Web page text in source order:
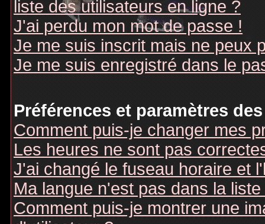
liste des utilisateurs en ligne ?
J'ai perdu mon mot de passe !
Je me suis inscrit mais ne peux
Je me suis enregistré dans le
Préférences et paramètres
Comment puis-je changer mes
Les heures ne sont pas
J'ai changé le fuseau horaire et
Ma langue n'est pas dans la liste
Comment puis-je montrer une